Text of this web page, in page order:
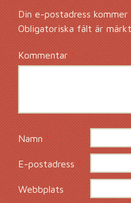
Din e-postadress kommer
Obligatoriska fält är
Kommentar*
Namn*
E-postadress*
Webbplats